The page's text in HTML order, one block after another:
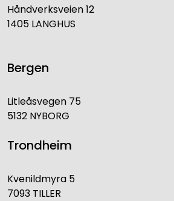
Håndverksveien 12
1405 LANGHUS
Bergen
Litleåsvegen 75
5132 NYBORG
Trondheim
Kvenildmyra 5
7093 TILLER